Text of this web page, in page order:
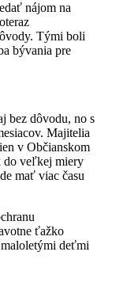
nájom na
Tými boli
bývania pre
bez dôvodu, no s
Majitelia
v Občianskom
do veľkej miery
mať viac času
ťažko
deťmi